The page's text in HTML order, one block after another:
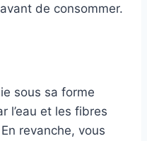
de consommer.
sous sa forme
l’eau et les fibres
revanche, vous